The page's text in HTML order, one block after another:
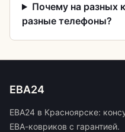
Почему на разных
разные телефоны?
ЕВА24
ЕВА24 в Красноярске:
ЕВА-ковриков с гарантией.